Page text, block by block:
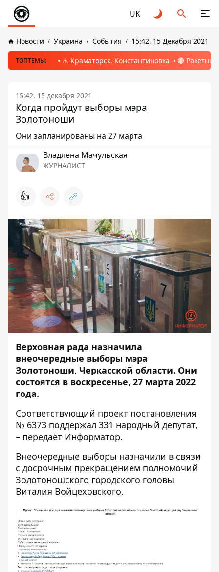
UK
Новости Украина События 15:42, 15 Декабря 2021
ТОПТЕМЫ: ⚠️ Краматорск, Константиновка 🔴
15:42, 15 декабря 2021
Когда пройдут выборы мэра
Золотоноши
Они запланированы на 27 марта
Владлена Мачульская
ЖУРНАЛИСТ
👍
Верховная рада назначила
внеочередные выборы мэра
Золотоноши, Черкасской области. Они
состоятся в воскресенье, 27 марта 2022
года.
Соответствующий проект постановления
№ 6373 поддержал 331 народный депутат,
– передаёт Информатор.
Внеочередные выборы назначили в связи
с досрочным прекращением полномочий
Золотоношского городского головы
Виталия Войцеховского.